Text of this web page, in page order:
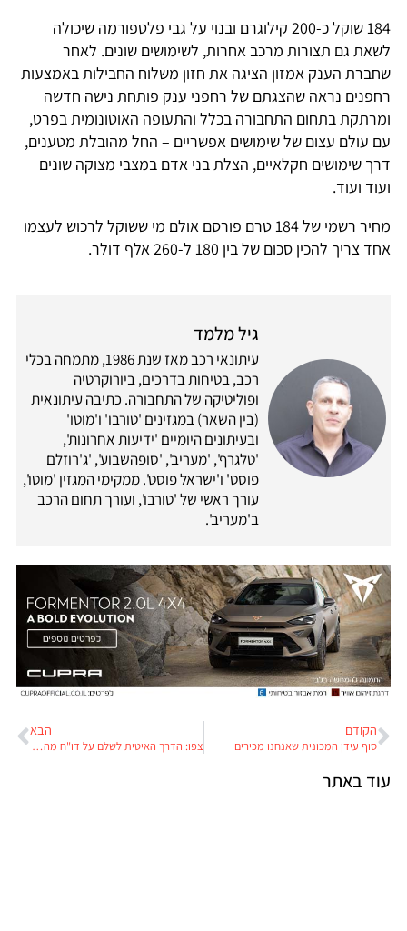
184 שוקל כ-200 קילוגרם ובנוי על גבי פלטפורמה שיכולה
לשאת גם תצורות מרכב אחרות, לשימושים שונים. לאחר
שחברת הענק אמזון הציגה את חזון משלוח החבילות באמצעות
רחפנים נראה שהצגתם של רחפני ענק פותחת נישה חדשה
ומרתקת בתחום התחבורה בכלל והתעופה האוטונומית בפרט,
עם עולם עצום של שימושים אפשריים – החל מהובלת מטענים,
דרך שימושים חקלאיים, הצלת בני אדם במצבי מצוקה שונים
ועוד ועוד.
מחיר רשמי של 184 טרם פורסם אולם מי ששוקל לרכוש לעצמו
אחד צריך להכין סכום של בין 180 ל-260 אלף דולר.
גיל מלמד
עיתונאי רכב מאז שנת 1986, מתמחה בכלי
רכב, בטיחות בדרכים, ביורוקרטיה
ופוליטיקה של התחבורה. כתיבה עיתונאית
(בין השאר) במגזינים 'טורבו' ו'מוטו'
ובעיתונים היומיים 'ידיעות אחרונות',
'טלגרף', 'מעריב', 'סופהשבוע', 'ג'רוזלם
פוסט' ו'ישראל פוסט'. ממקימי המגזין 'מוטו',
עורך ראשי של 'טורבו', ועורך תחום הרכב
ב'מעריב'.
הקודם
סוף עידן המכונית שאנחנו מכירים
הבא
צפו: הדרך האיטית לשלם על דו"ח מהירות מעצבן במיוחד
עוד באתר